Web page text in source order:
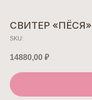
СВИТЕР «ПЁСЯ»
SKU:
14880,00 ₽